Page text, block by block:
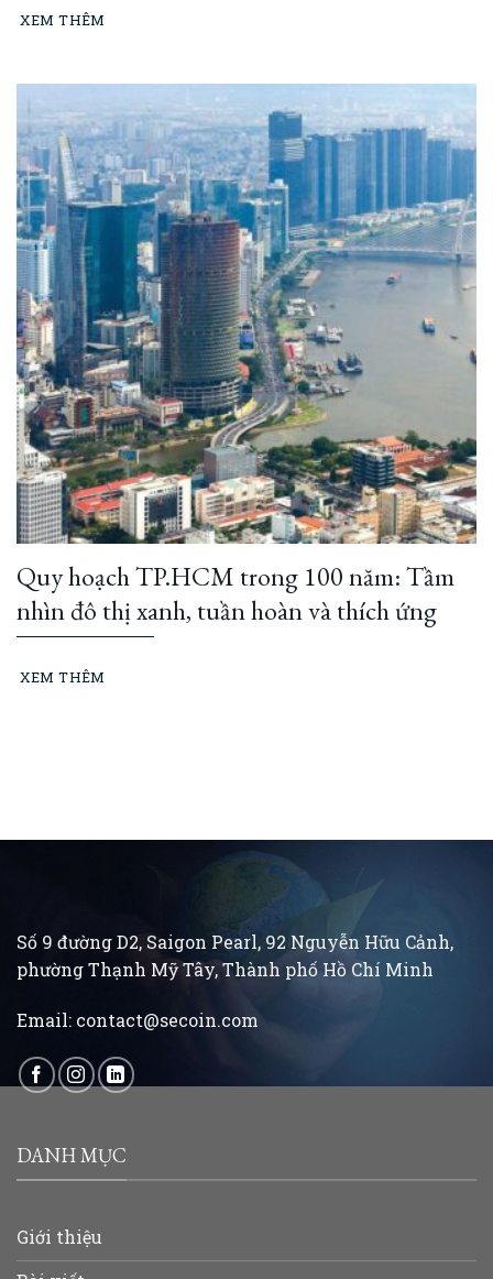
XEM THÊM
Quy hoạch TP.HCM trong 100 năm: Tầm
nhìn đô thị xanh, tuần hoàn và thích ứng
XEM THÊM
Số 9 đường D2, Saigon Pearl, 92 Nguyễn Hữu Cảnh,
phường Thạnh Mỹ Tây, Thành phố Hồ Chí Minh
Email: contact@secoin.com
DANH MỤC
Giới thiệu